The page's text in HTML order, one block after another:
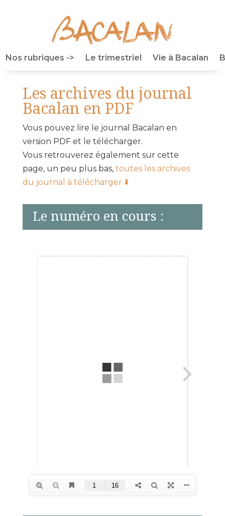
Nos rubriques -> Le trimestriel Vie à Bacalan
Les archives du journal
Bacalan en PDF
Vous pouvez lire le journal Bacalan en
version PDF et le télécharger.
Vous retrouverez également sur cette
page, un peu plus bas, toutes les archives
du journal à télécharger ⬇️
Le numéro en cours :